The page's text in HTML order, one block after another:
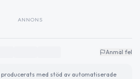
ANNONS
Anmäl fel
med stöd av automatiserade